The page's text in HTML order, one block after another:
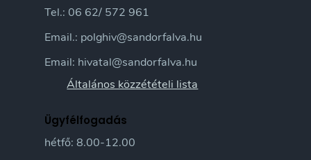
Tel.: 06 62/ 572 961
Email.: polghiv@sandorfalva.hu
Email: hivatal@sandorfalva.hu
Általános közzétételi lista
Ügyfélfogadás
hétfő: 8.00-12.00